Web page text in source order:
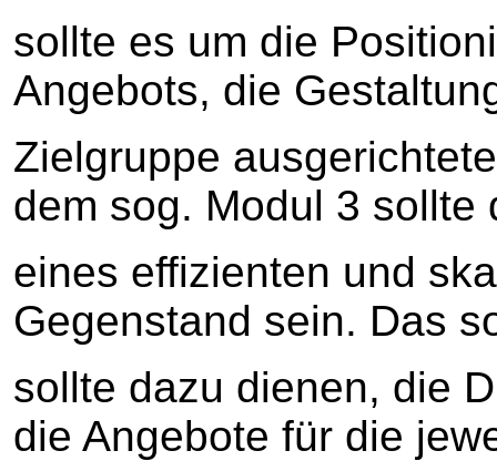
sollte es um die
Angebots, die
Zielgruppe
dem sog. Modul 3 sollte
eines effizienten und
Gegenstand sein. Das
sollte dazu dienen, die
die Angebote für die